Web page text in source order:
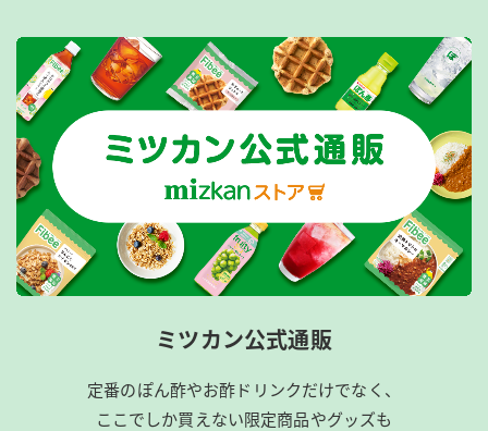
ミツカン公式通販
定番のぽん酢やお酢ドリンクだけでなく、
ここでしか買えない限定商品やグッズも